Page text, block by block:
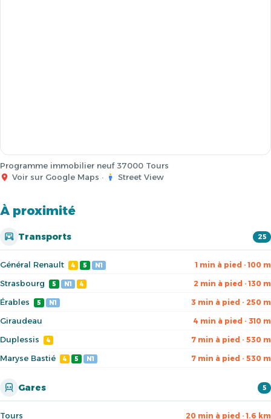
Programme immobilier neuf 37000 Tours
Voir sur Google Maps · Street View
À proximité
Transports 25
Général Renault 4 5 N1 1 min à pied · 100 m
Strasbourg 5 N1 4 2 min à pied · 130 m
Érables 5 N1 3 min à pied · 250 m
Giraudeau 4 min à pied · 310 m
Duplessis 4 7 min à pied · 530 m
Maryse Bastié 4 5 N1 7 min à pied · 530 m
Gares 5
Tours 20 min à pied · 1.6 km